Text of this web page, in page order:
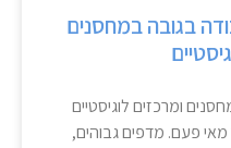
בגובה במחסנים
ומרכזים לוגיסטיים
מאי פעם. מדפים גבוהים,